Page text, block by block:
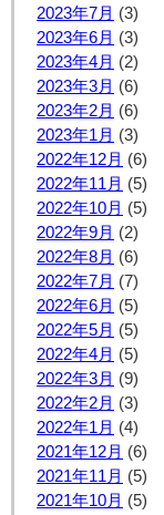
2023年7月 (3)
2023年6月 (3)
2023年4月 (2)
2023年3月 (6)
2023年2月 (6)
2023年1月 (3)
2022年12月 (6)
2022年11月 (5)
2022年10月 (5)
2022年9月 (2)
2022年8月 (6)
2022年7月 (7)
2022年6月 (5)
2022年5月 (5)
2022年4月 (5)
2022年3月 (9)
2022年2月 (3)
2022年1月 (4)
2021年12月 (6)
2021年11月 (5)
2021年10月 (5)